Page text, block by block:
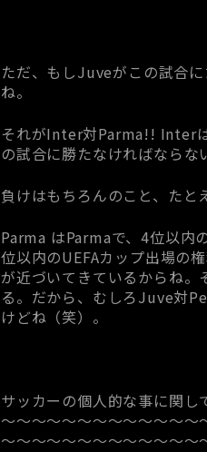
ただ、もしJuveがこの試合
ね。
それがInter対Parma!! Inter
の試合に勝たなければならな
負けはもちろんのこと、たと
Parma はParmaで、4位以内
位以内のUEFAカップ出場の
が近づいてきているからね
る。だから、むしろJuve対
けどね（笑）。
サッカーの個人的な事に関
～～～～～～～～～～～～
～～～～～～～～～～～～～